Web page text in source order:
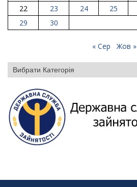
22
23 24 25
29
30
« Сер Жов »
Категорії